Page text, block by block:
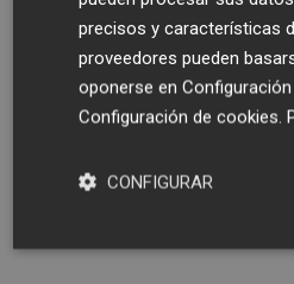
precisos y características
proveedores pueden
oponerse en
Configuración de cookies.
CONFIGURAR